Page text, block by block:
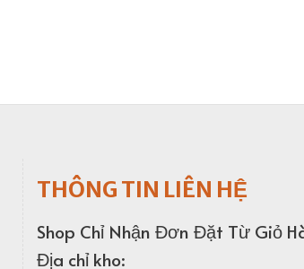
THÔNG TIN LIÊN HỆ
Shop Chỉ Nhận Đơn Đặt Từ Giỏ
Địa chỉ kho: